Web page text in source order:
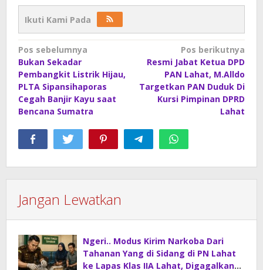
Ikuti Kami Pada
Navigasi
pos
Pos sebelumnya
Bukan Sekadar
Pembangkit Listrik Hijau,
PLTA Sipansihaporas
Cegah Banjir Kayu saat
Bencana Sumatra
Pos berikutnya
Resmi Jabat Ketua DPD
PAN Lahat, M.Alldo
Targetkan PAN Duduk Di
Kursi Pimpinan DPRD
Lahat
Jangan Lewatkan
Ngeri.. Modus Kirim Narkoba Dari
Tahanan Yang di Sidang di PN Lahat
ke Lapas Klas IIA Lahat, Digagalkan